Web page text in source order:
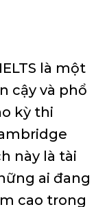
là một
cậy và phổ
kỳ thi
này là tài
ai đang
cao trong